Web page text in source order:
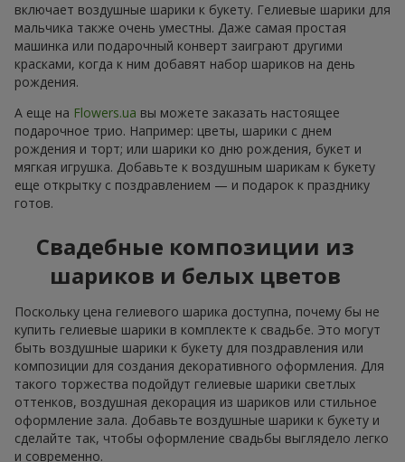
включает воздушные шарики к букету. Гелиевые шарики для
мальчика также очень уместны. Даже самая простая
машинка или подарочный конверт заиграют другими
красками, когда к ним добавят набор шариков на день
рождения.
А еще на Flowers.ua вы можете заказать настоящее
подарочное трио. Например: цветы, шарики с днем
рождения и торт; или шарики ко дню рождения, букет и
мягкая игрушка. Добавьте к воздушным шарикам к букету
еще открытку с поздравлением — и подарок к празднику
готов.
Свадебные композиции из
шариков и белых цветов
Поскольку цена гелиевого шарика доступна, почему бы не
купить гелиевые шарики в комплекте к свадьбе. Это могут
быть воздушные шарики к букету для поздравления или
композиции для создания декоративного оформления. Для
такого торжества подойдут гелиевые шарики светлых
оттенков, воздушная декорация из шариков или стильное
оформление зала. Добавьте воздушные шарики к букету и
сделайте так, чтобы оформление свадьбы выглядело легко
и современно.